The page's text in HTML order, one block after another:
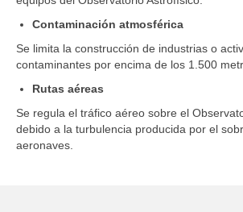
Contaminación atmosférica
Se limita la construcción de industrias o
contaminantes por encima de los 1.500
Rutas aéreas
Se regula el tráfico aéreo sobre el
debido a la turbulencia producida por el
aeronaves.